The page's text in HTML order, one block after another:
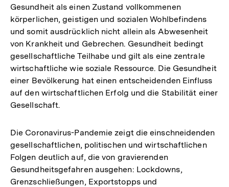
Gesundheit als einen Zustand vollkommenen
körperlichen, geistigen und sozialen Wohlbefindens
und somit ausdrücklich nicht allein als Abwesenheit
von Krankheit und Gebrechen. Gesundheit bedingt
gesellschaftliche Teilhabe und gilt als eine zentrale
wirtschaftliche wie soziale Ressource. Die Gesundheit
einer Bevölkerung hat einen entscheidenden Einfluss
auf den wirtschaftlichen Erfolg und die Stabilität einer
Gesellschaft.
Die Coronavirus-Pandemie zeigt die einschneidenden
gesellschaftlichen, politischen und wirtschaftlichen
Folgen deutlich auf, die von gravierenden
Gesundheitsgefahren ausgehen: Lockdowns,
Grenzschließungen, Exportstopps und